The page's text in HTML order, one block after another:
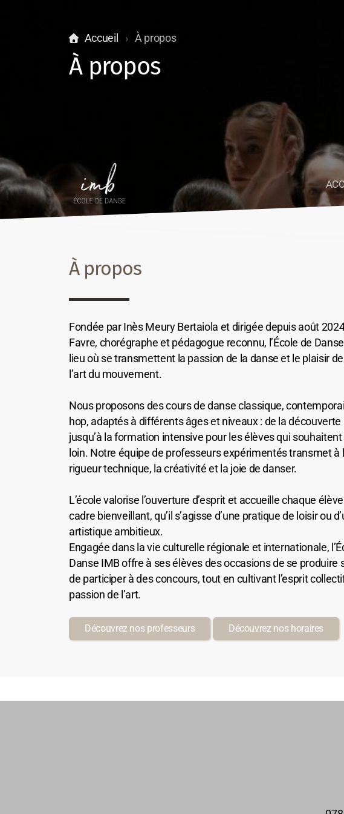
Accueil À propos
À propos
À propos
Fondée par Inès Meury Bertaiola et dirigée depuis août
Favre, chorégraphe et pédagogue reconnu, l’École de
lieu où se transmettent la passion de la danse et le plaisir
l’art du mouvement.
Nous proposons des cours de danse classique,
hop, adaptés à différents âges et niveaux : de la découverte
jusqu’à la formation intensive pour les élèves qui
loin. Notre équipe de professeurs expérimentés transmet à
rigueur technique, la créativité et la joie de danser.
L’école valorise l’ouverture d’esprit et accueille chaque
cadre bienveillant, qu’il s’agisse d’une pratique de loisir ou
artistique ambitieux.
Engagée dans la vie culturelle régionale et internationale,
Danse IMB offre à ses élèves des occasions de se produire
de participer à des concours, tout en cultivant l’esprit
passion de l’art.
Découvrez nos professeurs Découvrez nos horaires